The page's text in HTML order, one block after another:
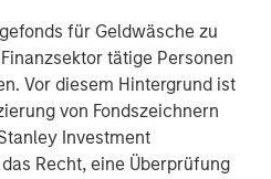
für Geldwäsche zu
tätige Personen
Vor diesem Hintergrund ist
von Fondszeichnern
Investment
Recht, eine Überprüfung
governments, institutions,
worldwide. For further
Stanley Investment
www.morganstanley.com/im